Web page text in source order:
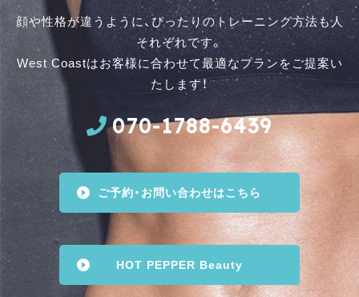
顔や性格が違うように、ぴったりのトレーニング方法も人
それぞれです。
West Coastはお客様に合わせて最適なプランをご提案い
たします！
070-1788-6439
ご予約・お問い合わせはこちら
HOT PEPPER Beauty